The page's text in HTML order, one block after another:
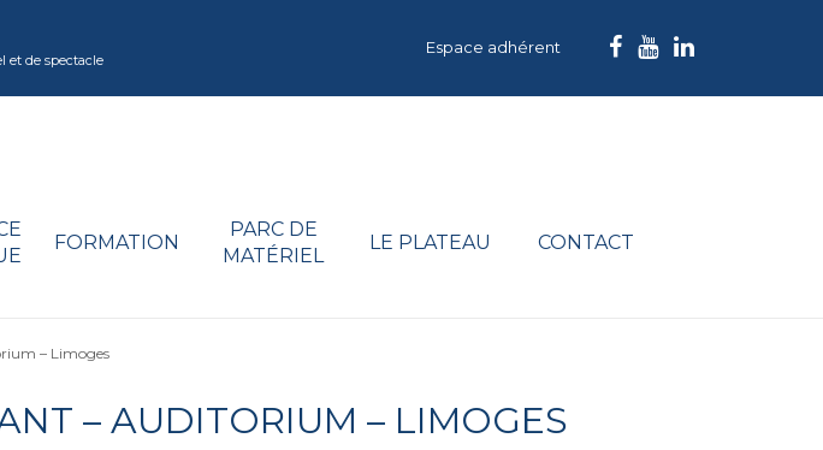
et de spectacle
Espace adhérent
FORMATION
PARC DE
MATÉRIEL
LE PLATEAU CONTACT
– Limoges
– AUDITORIUM – LIMOGES